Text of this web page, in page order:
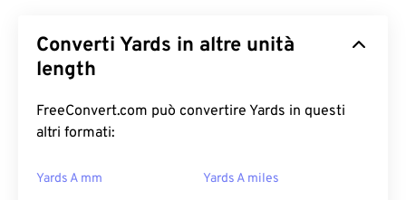
Converti Yards in altre unità
length
FreeConvert.com può convertire Yards in questi
altri formati:
Yards A mm Yards A miles